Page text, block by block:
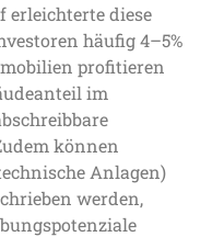
erleichterte diese
häufig 4–5%
profitieren
im
können
Anlagen)
werden,